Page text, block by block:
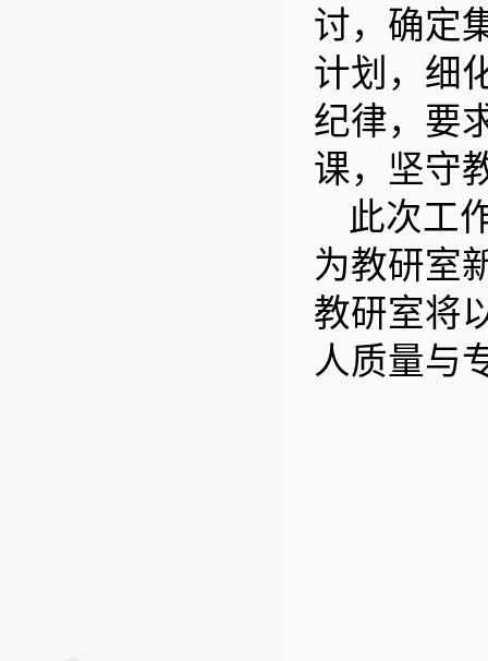
讨，确定
计划，细
纪律，要
课，坚守
此次工
为教研室
教研室将
人质量与